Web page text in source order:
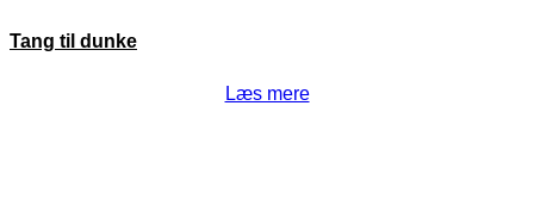
Tang til dunke
Læs mere